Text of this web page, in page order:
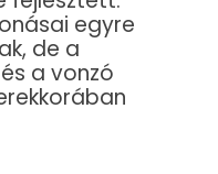
egyre
de a
a vonzó